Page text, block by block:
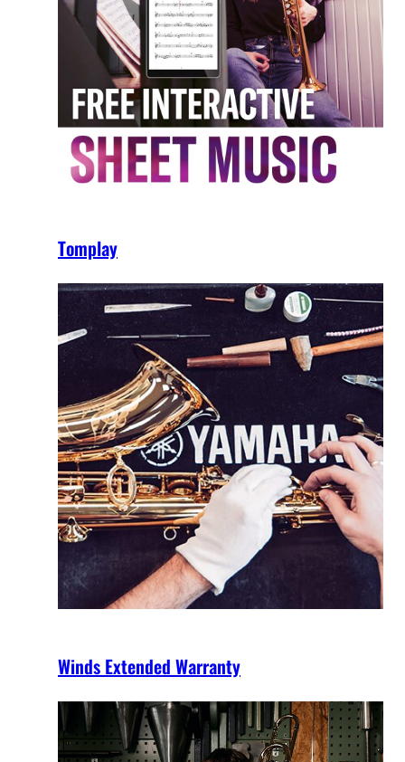
Tomplay
Winds Extended Warranty